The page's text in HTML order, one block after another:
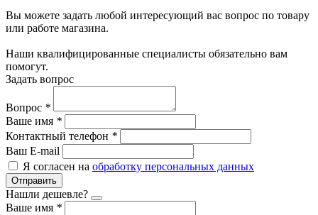
Вы можете задать любой интересующий вас вопрос по товару
или работе магазина.
Наши квалифицированные специалисты обязательно вам
помогут.
Задать вопрос
Вопрос *
Ваше имя *
Контактный телефон *
Ваш E-mail
Я согласен на обработку персональных данных
Отправить
Нашли дешевле?
Ваше имя *